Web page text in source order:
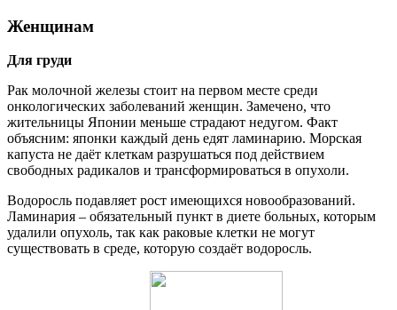
Женщинам
Для груди
Рак молочной железы стоит на первом месте среди
онкологических заболеваний женщин. Замечено, что
жительницы Японии меньше страдают недугом. Факт
объясним: японки каждый день едят ламинарию. Морская
капуста не даёт клеткам разрушаться под действием
свободных радикалов и трансформироваться в опухоли.
Водоросль подавляет рост имеющихся новообразований.
Ламинария – обязательный пункт в диете больных, которым
удалили опухоль, так как раковые клетки не могут
существовать в среде, которую создаёт водоросль.